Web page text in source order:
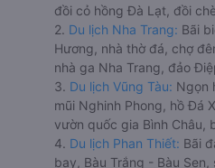
đồi cỏ hồng Đà Lạt, đồi
2. Du lịch Nha Trang: Bãi
Hương, nhà thờ đá, chợ
nhà ga Nha Trang, đảo
3. Du lịch Vũng Tàu: Ngọn
mũi Nghinh Phong, hồ Đá
vườn quốc gia Bình Châu,
4. Du lịch Phan Thiết: Bãi
bay, Bàu Trắng - Bàu Sen,